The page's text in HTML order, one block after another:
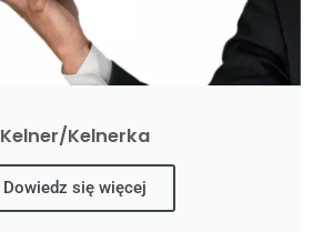
Kelner/Kelnerka
Dowiedz się więcej